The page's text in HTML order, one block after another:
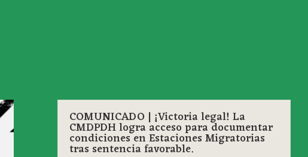
COMUNICADO | ¡Victoria legal! La
CMDPDH logra acceso para documentar
condiciones en Estaciones Migratorias
tras sentencia favorable.